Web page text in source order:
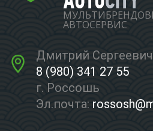
АВТОСЕРВИС
Дмитрий Сергеевич
8 (980) 341 27 55
г. Россошь
Эл.почта: